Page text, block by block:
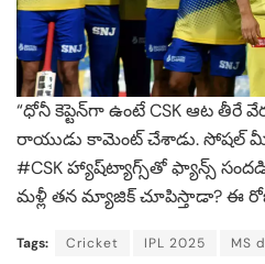
“ధోనీ కెప్టెన్‌గా ఉంటే CSK ఆట తీరే
రాయుడు కామెంట్ చేశాడు. సోషల్
#CSK హ్యాష్‌ట్యాగ్స్‌తో ఫ్యాన్స్
మళ్లీ తన మ్యాజిక్ చూపిస్తాడా? ఈ
Tags: Cricket IPL 2025 MS